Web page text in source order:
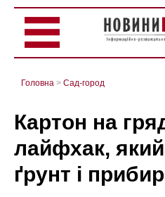
Головна > Сад-город
Картон на
лайфхак,
ґрунт і